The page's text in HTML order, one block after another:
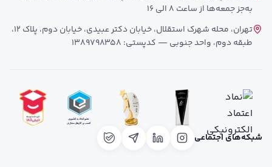
به‌جز جمعه‌ها از ساعت 8 الی 16
تهران، محله شهرک استقلال، خیابان دکتر عبیدی، خیابان دوم، پلاک 12،
طبقه دوم، واحد جنوبی — کدپستی: 1389798358
شبکه‌های اجتماعی